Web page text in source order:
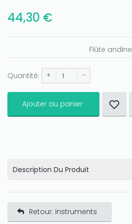
44,30 €
Flûte andine
Quantité: + -
Ajouter au panier
Description Du Produit
Retour: Instruments